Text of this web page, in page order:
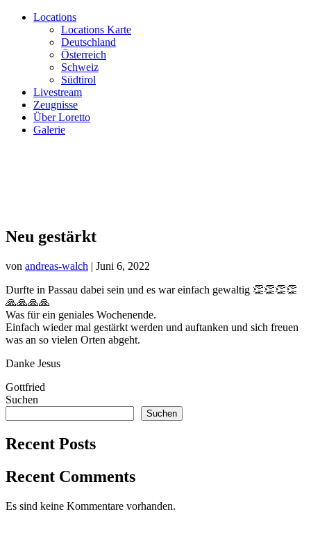
Locations
Locations Karte
Deutschland
Österreich
Schweiz
Südtirol
Livestream
Zeugnisse
Über Loretto
Galerie
Neu gestärkt
von andreas-walch | Juni 6, 2022
Durfte in Passau dabei sein und es war einfach gewaltig 👏👏👏👏
🙏🙏🙏🙏
Was für ein geniales Wochenende.
Einfach wieder mal gestärkt werden und auftanken und sich freuen
was an so vielen Orten abgeht.
Danke Jesus
Gottfried
Suchen
Suchen
Recent Posts
Recent Comments
Es sind keine Kommentare vorhanden.